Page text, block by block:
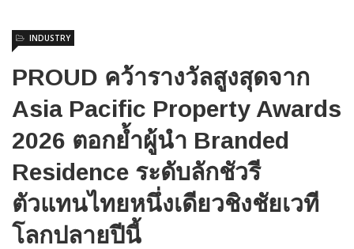
PROUD คว้ารางวัลสูงสุดจาก
Asia Pacific Property Awards
2026 ตอกย้ำผู้นำ Branded
Residence ระดับลักชัวรี
ตัวแทนไทยหนึ่งเดียวชิงชัยเวที
โลกปลายปีนี้
INDUSTRY